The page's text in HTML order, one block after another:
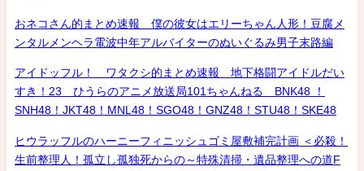
おネコさん的まとめ速報 僕の彼女はエリーちゃん人形！豆腐メ
ンタルメンヘラ電波中年アルバイターのぬいぐるみ男子末路編
アイドッフル！ ワタクシ的まとめ速報 地下格闘アイドルだい
すき！23 ひうらのアニメ放送局101ちゃんねる BNK48 ！
SNH48！JKT48！MNL48！SGO48！GNZ48！STU48！SKE48
ヒウラッフルのハーニーフィニッシュゴミ屋敷補完計画 ＜必殺！
生前整理人！孤立し孤独死からの～特殊清掃・遺品整理への道F